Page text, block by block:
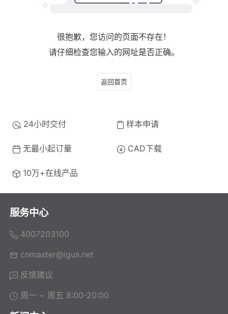
很抱歉，您访问的页面不存在！
请仔细检查您输入的网址是否正确。
返回首页
24小时交付 样本申请
无最小起订量 CAD下载
10万+在线产品
服务中心
4007203100
cnmaster@igus.net
反馈建议
周一 ~ 周五 8:00-20:00